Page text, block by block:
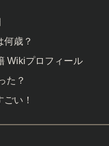
何歳？
Wikiプロフィール
た？
い！